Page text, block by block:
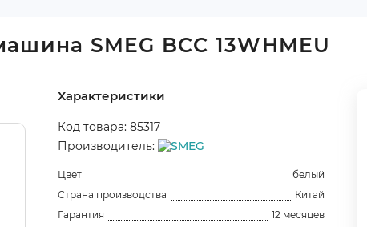
SMEG BCC 13WHMEU
Характеристики
Код товара: 85317
Производитель:
Цвет
белый
Страна производства
Китай
Гарантия
12 месяцев